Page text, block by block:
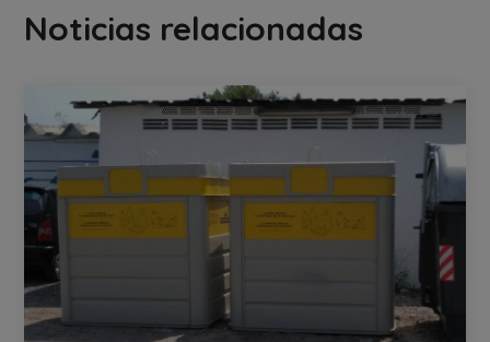
Noticias relacionadas